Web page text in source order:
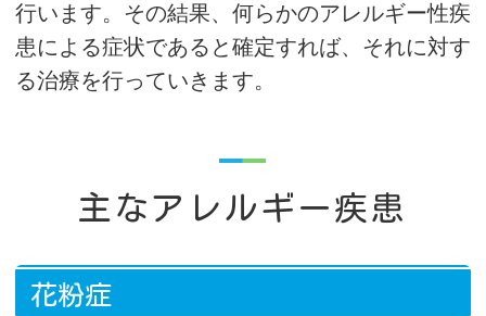
行います。その結果、何らかのアレルギー性疾
患による症状であると確定すれば、それに対す
る治療を行っていきます。
主なアレルギー疾患
花粉症